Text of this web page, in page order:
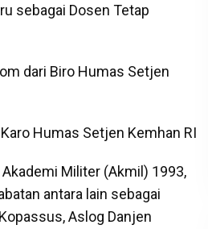
sebagai Dosen Tetap
dari Biro Humas Setjen
Militer (Akmil) 1993,
antara lain sebagai
Aslog Danjen
Harga Komoditas Pertanian
Karo, Rabu 05 Agustus 2026